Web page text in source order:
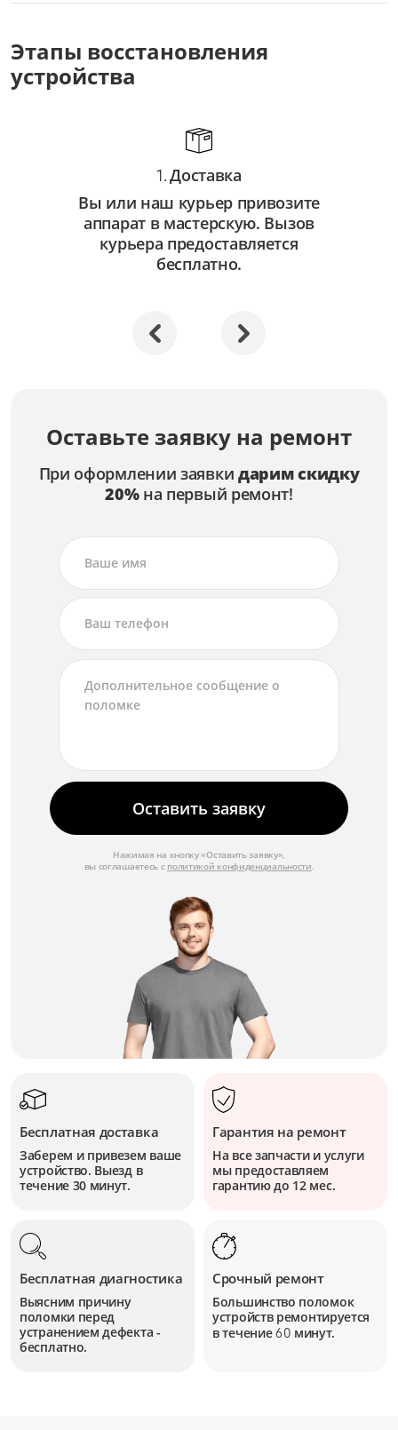
Этапы восстановления
устройства
1.Доставка
Вы или наш курьер привозите
аппарат в мастерскую. Вызов
курьера предоставляется
бесплатно.
Оставьте заявку на ремонт
При оформлении заявки дарим скидку
20%на первый ремонт!
Оставить заявку
Нажимая на кнопку «Оставить заявку»,
вы соглашаетесь с политикой конфиденциальности.
Бесплатная доставка
Заберем и привезем ваше
устройство. Выезд в
течение 30 минут.
Гарантия на ремонт
На все запчасти и услуги
мы предоставляем
гарантию до 12 мес.
Бесплатная диагностика
Выясним причину
поломки перед
устранением дефекта -
бесплатно.
Срочный ремонт
Большинство поломок
устройств ремонтируется
в течение60 минут.